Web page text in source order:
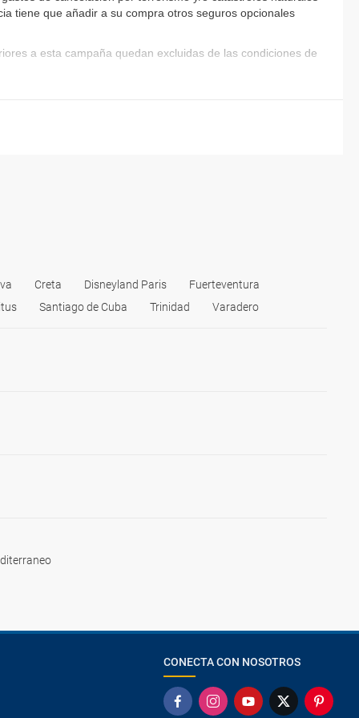
Lajas.</li>
casino y salsa.</li>
tiene que añadir a su compra otros seguros opcionales
a esta campaña quedan excluidas de las condiciones de
Creta Disneyland Paris
Fuerteventura
Santiago de Cuba Trinidad Varadero
CONECTA CON NOSOTROS